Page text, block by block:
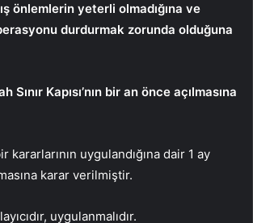
önlemlerin yeterli olmadığına ve
durdurmak zorunda olduğuna
Sınır Kapısı’nın bir an önce açılmasına
kararlarının uygulandığına dair 1 ay
karar verilmiştir.
uygulanmalıdır.